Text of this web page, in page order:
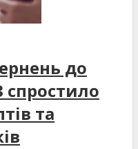
до
спростило
та